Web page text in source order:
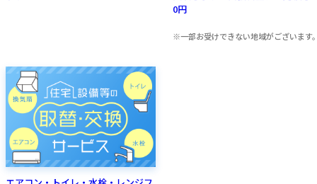
0円
一部お受けできない地域がございます